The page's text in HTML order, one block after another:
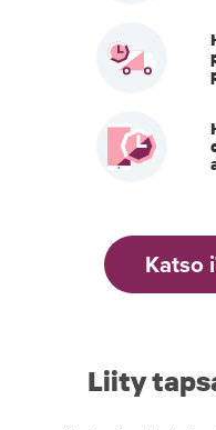
Katso
Liity